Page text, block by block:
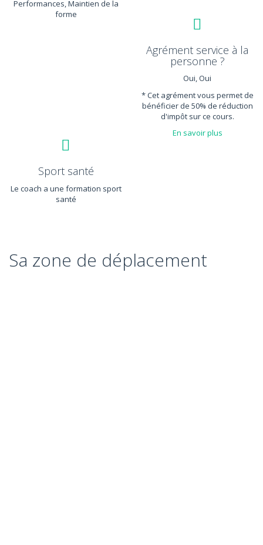
Performances, Maintien de la
forme
Agrément service à la
personne ?
Oui, Oui
* Cet agrément vous permet de
bénéficier de 50% de réduction
d'impôt sur ce cours.
En savoir plus
Sport santé
Le coach a une formation sport
santé
Sa zone de déplacement